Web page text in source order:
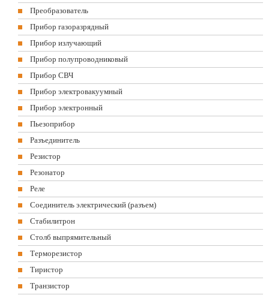
Преобразователь
Прибор газоразрядный
Прибор излучающий
Прибор полупроводниковый
Прибор СВЧ
Прибор электровакуумный
Прибор электронный
Пьезоприбор
Разъединитель
Резистор
Резонатор
Реле
Соединитель электрический (разъем)
Стабилитрон
Столб выпрямительный
Терморезистор
Тиристор
Транзистор